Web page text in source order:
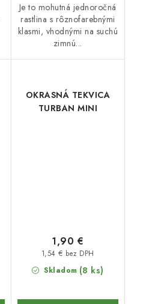
Je to mohutná jednoročná
rastlina s rôznofarebnými
klasmi, vhodnými na suchú
zimnú...
OKRASNÁ TEKVICA
TURBAN MINI
Skladom (8 ks)
1,54 € bez DPH
1,90 €